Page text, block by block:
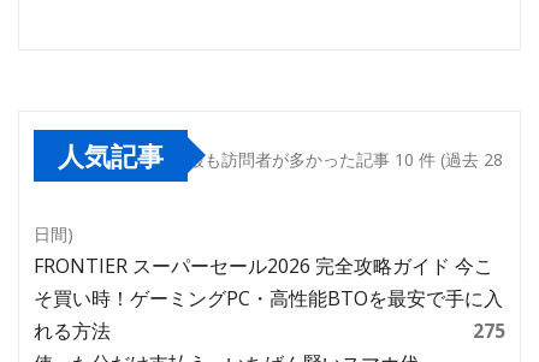
人気記事 最も訪問者が多かった記事 10 件 (過去 28
日間)
FRONTIER スーパーセール2026 完全攻略ガイド 今こ
そ買い時！ゲーミングPC・高性能BTOを最安で手に入
れる方法
275